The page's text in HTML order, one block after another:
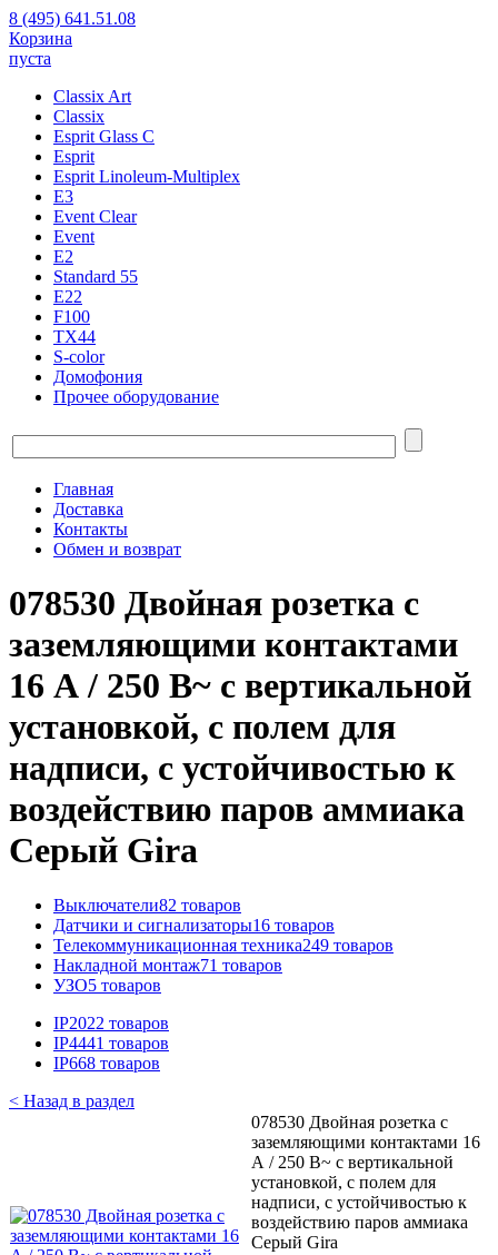
8 (495) 641.51.08
Корзина
пуста
Classix Art
Classix
Esprit Glass C
Esprit
Esprit Linoleum-Multiplex
E3
Event Clear
Event
E2
Standard 55
E22
F100
TX44
S-color
Домофония
Прочее оборудование
Главная
Доставка
Контакты
Обмен и возврат
078530 Двойная розетка с
заземляющими контактами
16 А / 250 В~ с вертикальной
установкой, с полем для
надписи, с устойчивостью к
воздействию паров аммиака
Серый Gira
Выключатели82 товаров
Датчики и сигнализаторы16 товаров
Телекоммуникационная техника249 товаров
Накладной монтаж71 товаров
УЗО5 товаров
IP2022 товаров
IP4441 товаров
IP668 товаров
< Назад в раздел
078530 Двойная розетка с
заземляющими контактами 16
А / 250 В~ с вертикальной
установкой, с полем для
надписи, с устойчивостью к
воздействию паров аммиака
Серый Gira